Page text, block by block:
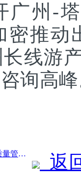
广州-
密推动
线游
询高
前一篇：文旅部：加强旅游景区质量管理 提升景区服务水平
返